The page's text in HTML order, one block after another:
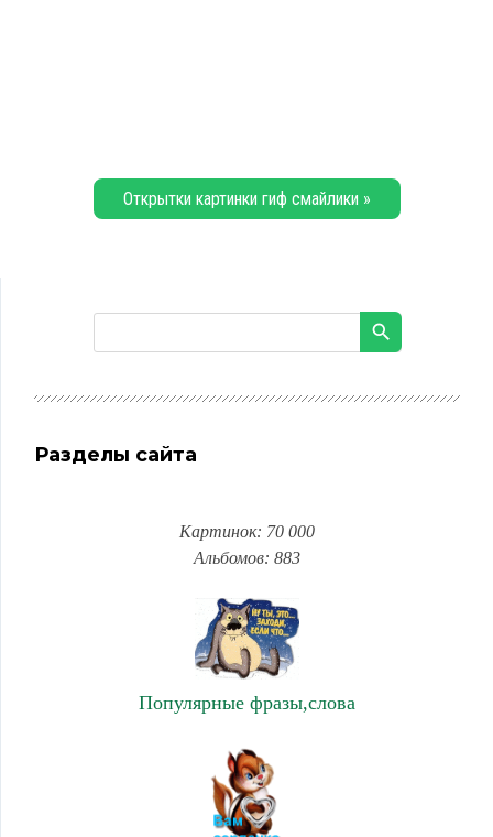
Открытки картинки гиф смайлики »
Разделы сайта
Картинок: 70 000
Альбомов: 883
Популярные фразы,слова